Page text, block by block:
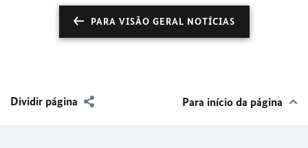
PARA VISÃO GERAL NOTÍCIAS
Dividir página Para início da página